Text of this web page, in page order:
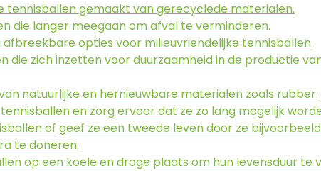
tennisballen gemaakt van gerecyclede materialen.
die langer meegaan om afval te verminderen.
afbreekbare opties voor milieuvriendelijke tennisballen.
die zich inzetten voor duurzaamheid in de productie
natuurlijke en hernieuwbare materialen zoals rubber.
en zorg ervoor dat ze zo lang mogelijk
of geef ze een tweede leven door ze
te doneren.
op een koele en droge plaats om hun levensduur te